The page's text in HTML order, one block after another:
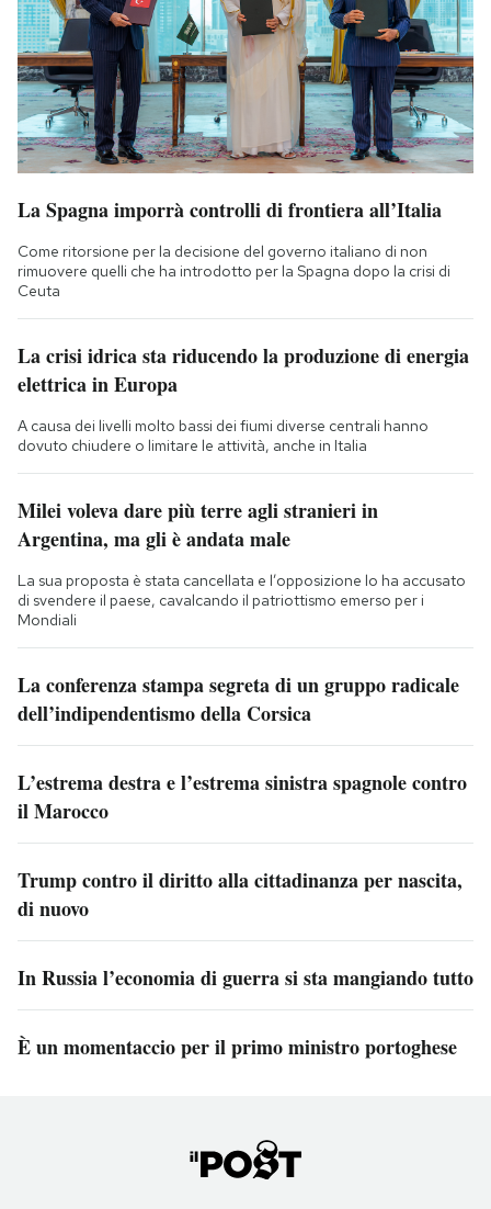
La Spagna imporrà controlli di frontiera all’Italia
Come ritorsione per la decisione del governo italiano di non
rimuovere quelli che ha introdotto per la Spagna dopo la crisi di
Ceuta
La crisi idrica sta riducendo la produzione di energia
elettrica in Europa
A causa dei livelli molto bassi dei fiumi diverse centrali hanno
dovuto chiudere o limitare le attività, anche in Italia
Milei voleva dare più terre agli stranieri in
Argentina, ma gli è andata male
La sua proposta è stata cancellata e l’opposizione lo ha accusato
di svendere il paese, cavalcando il patriottismo emerso per i
Mondiali
La conferenza stampa segreta di un gruppo radicale
dell’indipendentismo della Corsica
L’estrema destra e l’estrema sinistra spagnole contro
il Marocco
Trump contro il diritto alla cittadinanza per nascita,
di nuovo
In Russia l’economia di guerra si sta mangiando tutto
È un momentaccio per il primo ministro portoghese